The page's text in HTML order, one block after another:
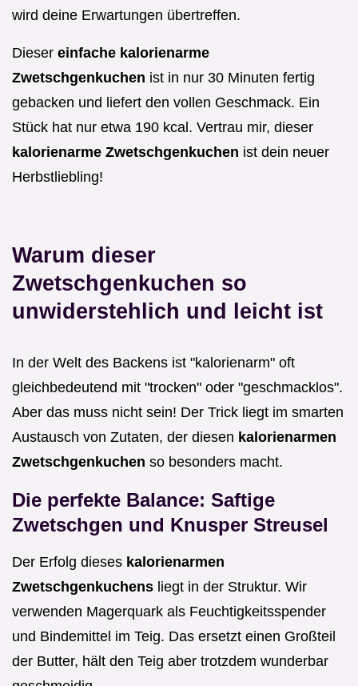
wird deine Erwartungen übertreffen.
Dieser einfache kalorienarme
Zwetschgenkuchen ist in nur 30 Minuten fertig
gebacken und liefert den vollen Geschmack. Ein
Stück hat nur etwa 190 kcal. Vertrau mir, dieser
kalorienarme Zwetschgenkuchen ist dein neuer
Herbstliebling!
Warum dieser
Zwetschgenkuchen so
unwiderstehlich und leicht ist
In der Welt des Backens ist "kalorienarm" oft
gleichbedeutend mit "trocken" oder "geschmacklos".
Aber das muss nicht sein! Der Trick liegt im smarten
Austausch von Zutaten, der diesen kalorienarmen
Zwetschgenkuchen so besonders macht.
Die perfekte Balance: Saftige
Zwetschgen und Knusper Streusel
Der Erfolg dieses kalorienarmen
Zwetschgenkuchens liegt in der Struktur. Wir
verwenden Magerquark als Feuchtigkeitsspender
und Bindemittel im Teig. Das ersetzt einen Großteil
der Butter, hält den Teig aber trotzdem wunderbar